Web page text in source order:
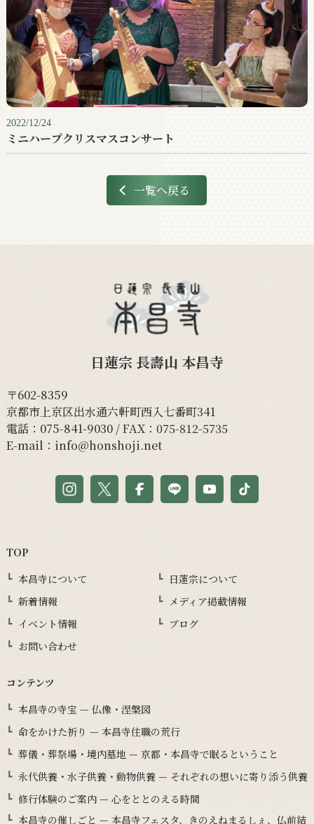
2022/12/24
ミニハープクリスマスコンサート
一覧へ戻る
日蓮宗 長壽山 本昌寺
〒602-8359
京都市上京区出水通六軒町西入七番町341
電話： 075-841-9030/ FAX：075-812-5735
E-mail： info@honshoji.net
TOP
本昌寺について
日蓮宗について
新着情報
メディア掲載情報
イベント情報
ブログ
お問い合わせ
コンテンツ
本昌寺の寺宝 — 仏像・涅槃図
命をかけた祈り — 本昌寺住職の荒行
葬儀・葬祭場・境内墓地 — 京都・本昌寺で眠るということ
永代供養・水子供養・動物供養 — それぞれの想いに寄り添う供養
修行体験のご案内 — 心をととのえる時間
本昌寺の催しごと — 本昌寺フェスタ、きのえねまるしぇ、仏前結